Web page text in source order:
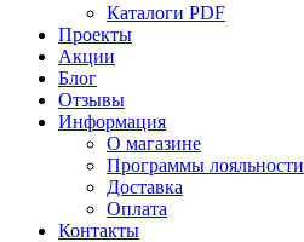
Каталоги PDF
Проекты
Акции
Блог
Отзывы
Информация
О магазине
Программы лояльности
Доставка
Оплата
Контакты